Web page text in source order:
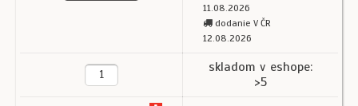
11.08.2026
dodanie V ČR
12.08.2026
skladom v eshope:
>5